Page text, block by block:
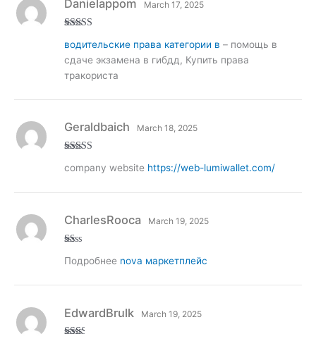
out of
Danielappom March 17, 2025
водительские права категории в – помощь в
сдаче экзамена в гибдд, Купить права
тракориста
out of 5
Geraldbaich March 18, 2025
company website https://web-lumiwallet.com/
at
of
5
CharlesRooca March 19, 2025
Подробнее nova маркетплейс
EdwardBrulk March 19, 2025